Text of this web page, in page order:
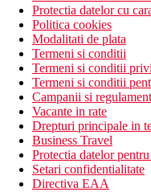
Protectia datelor cu
Politica cookies
Modalitati de plata
Termeni si conditii
Termeni si conditii
Termeni si conditii
Campanii si
Vacante in rate
Drepturi principale in
Business Travel
Protectia datelor
Setari confidentialitate
Directiva EAA